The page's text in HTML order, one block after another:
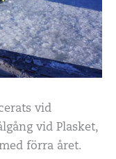
vid
vid Plasket,
förra året.